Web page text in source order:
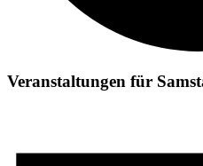
Veranstaltungen für